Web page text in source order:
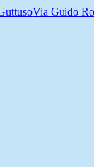
Via Guido